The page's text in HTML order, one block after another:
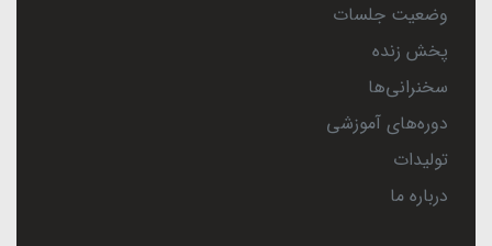
وضعیت جلسات
پخش زنده
سخنرانی‌ها
دوره‌های آموزشی
تولیدات
درباره ما